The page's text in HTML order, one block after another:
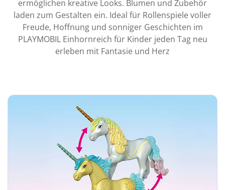
ermöglichen kreative Looks. Blumen und Zubehör
laden zum Gestalten ein. Ideal für Rollenspiele voller
Freude, Hoffnung und sonniger Geschichten im
PLAYMOBIL Einhornreich für Kinder jeden Tag neu
erleben mit Fantasie und Herz